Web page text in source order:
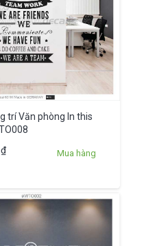
trí Văn phòng In this
₫ Mua hàng